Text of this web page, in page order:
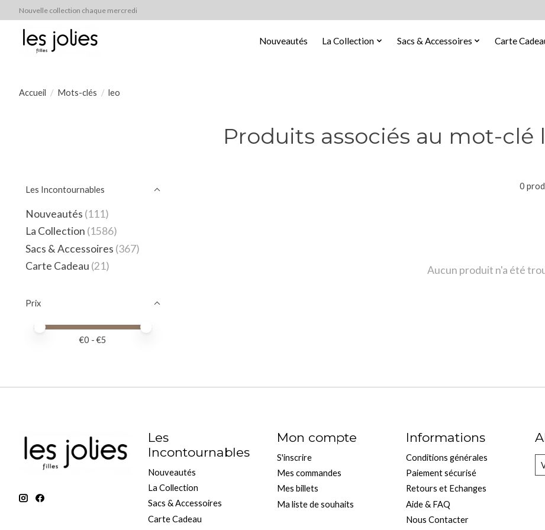
Nouvelle collection chaque mercredi
Nouveautés La Collection Sacs & Accessoires Carte
Accueil / Mots-clés / leo
Produits associés au mot-clé
Les Incontournables
Nouveautés (111)
La Collection (1586)
Sacs & Accessoires (367)
Carte Cadeau (21)
Prix
Prix minimum
Price maximum value
€0 - €5
0
Aucun produit n'a été
Les
Incontournables
Nouveautés
La Collection
Sacs & Accessoires
Carte Cadeau
Mon compte
S'inscrire
Mes commandes
Mes billets
Ma liste de souhaits
Informations
Conditions générales
Paiement sécurisé
Retours et Echanges
Aide & FAQ
Nous Contacter